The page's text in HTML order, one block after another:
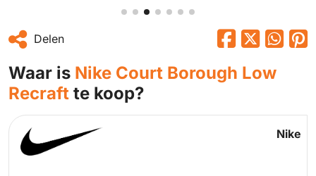
Delen
Waar is Nike Court Borough Low
Recraft te koop?
Nike